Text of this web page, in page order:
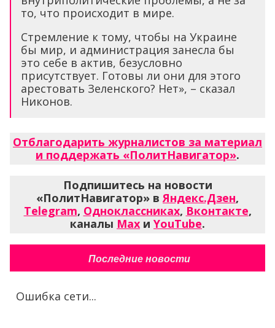
то, что происходит в мире.
Стремление к тому, чтобы на Украине
бы мир, и администрация занесла бы
это себе в актив, безусловно
присутствует. Готовы ли они для этого
арестовать Зеленского? Нет», – сказал
Никонов.
Отблагодарить журналистов за материал
и поддержать «ПолитНавигатор».
Подпишитесь на новости
«ПолитНавигатор» в Яндекс.Дзен,
Telegram, Одноклассниках, Вконтакте,
каналы Max и YouTube.
Последние новости
Ошибка сети...